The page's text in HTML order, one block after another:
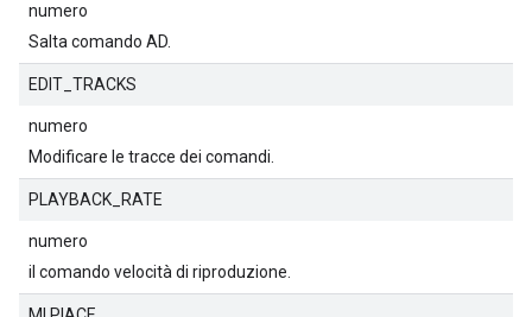
numero
Salta comando AD.
EDIT_TRACKS
numero
Modificare le tracce dei comandi.
PLAYBACK_RATE
numero
il comando velocità di riproduzione.